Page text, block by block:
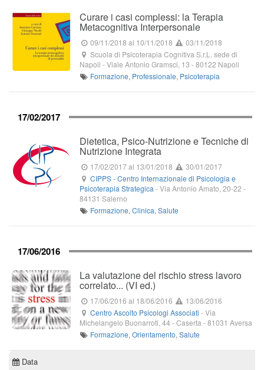
Curare i casi complessi: la Terapia
Metacognitiva Interpersonale
09/11/2018 al 10/11/2018
03/11/2018
Scuola di Psicoterapia Cognitiva S.r.L. sede di
Napoli -Viale Antonio Gramsci, 13 -80122 Napoli
Formazione, Professionale, Psicoterapia
17/02/2017
Dietetica, Psico-Nutrizione e Tecniche di
Nutrizione Integrata
17/02/2017 al 13/01/2018
30/01/2017
CIPPS - Centro Internazionale di Psicologia e
Psicoterapia Strategica -Via Antonio Amato, 20-22 -
84131 Salerno
Formazione,Clinica,Salute
17/06/2016
La valutazione del rischio stress lavoro
correlato... (VI ed.)
17/06/2016 al 18/06/2016
13/06/2016
Centro Ascolto Psicologi Associati -Via
Michelangelo Buonarroti, 44 - Caserta -81031 Aversa
Formazione,Orientamento,Salute
Data